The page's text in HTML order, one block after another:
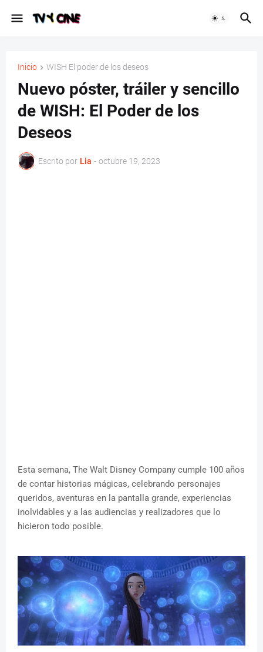
Inicio WISH El poder de los deseos
Nuevo póster, tráiler y sencillo
de WISH: El Poder de los
Deseos
Escrito por Lia - octubre 19, 2023
Esta semana, The Walt Disney Company cumple 100 años
de contar historias mágicas, celebrando personajes
queridos, aventuras en la pantalla grande, experiencias
inolvidables y a las audiencias y realizadores que lo
hicieron todo posible.